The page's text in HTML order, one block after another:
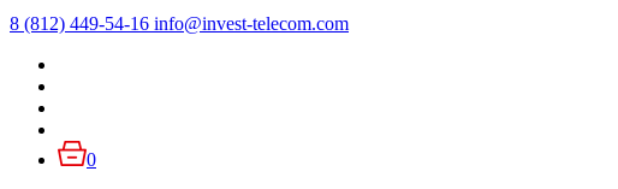
8 (812) 449-54-16 info@invest-telecom.com
0